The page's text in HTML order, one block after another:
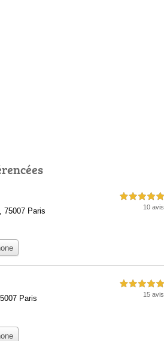
75007 Paris
5,0 étoiles sur 5
10 avis
Paris
5,0 étoiles sur 5
15 avis